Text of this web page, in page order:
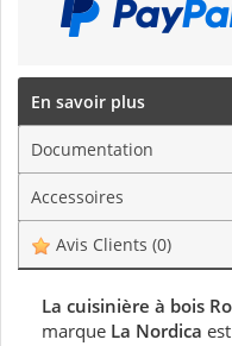
En savoir plus
Documentation
Accessoires
Avis Clients (0)
La cuisinière à bois
marque La Nordica